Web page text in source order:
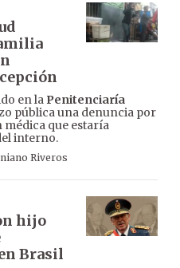
en la Penitenciaría
pública una denuncia por
que estaría
interno.
Riveros
hijo
Brasil